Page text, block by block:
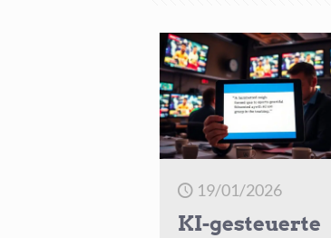
19/01/2026
KI-gesteuerte